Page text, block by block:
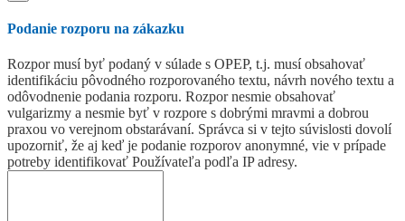
Podanie rozporu na zákazku
Rozpor musí byť podaný v súlade s OPEP, t.j. musí obsahovať
identifikáciu pôvodného rozporovaného textu, návrh nového textu a
odôvodnenie podania rozporu. Rozpor nesmie obsahovať
vulgarizmy a nesmie byť v rozpore s dobrými mravmi a dobrou
praxou vo verejnom obstarávaní. Správca si v tejto súvislosti dovolí
upozorniť, že aj keď je podanie rozporov anonymné, vie v prípade
potreby identifikovať Používateľa podľa IP adresy.